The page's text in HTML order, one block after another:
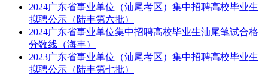
2024广东省事业单位（汕尾考区）集中招聘高校毕业生
拟聘公示（陆丰第六批）
2024广东省事业单位集中招聘高校毕业生汕尾笔试合格
分数线（海丰）
2023广东省事业单位（汕尾考区）集中招聘高校毕业生
拟聘公示（陆丰第七批）